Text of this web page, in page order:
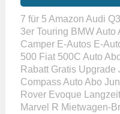
7 für 5 Amazon Audi
3er Touring BMW Auto
Camper E-Autos E-
500 Fiat 500C Auto
Rabatt Gratis Upgrade
Compass Auto Abo
Rover Evoque
Marvel R Mietwagen-